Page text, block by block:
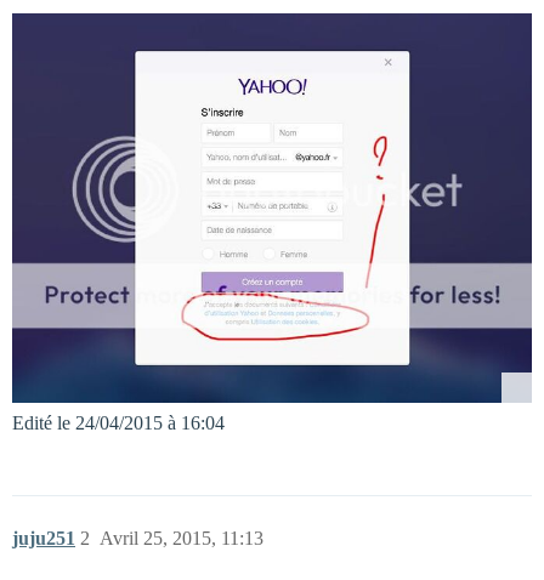
Edité le 24/04/2015 à 16:04
juju251 Avril 25, 2015, 11:13
2